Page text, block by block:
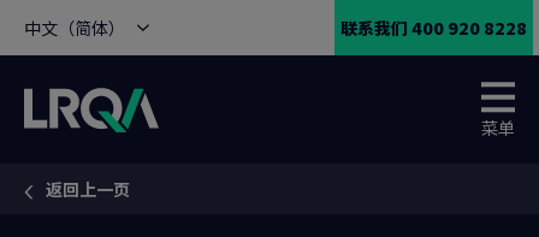
中文（简体） 联系我们 400 920 8228
菜单
You are here:
返回上一页